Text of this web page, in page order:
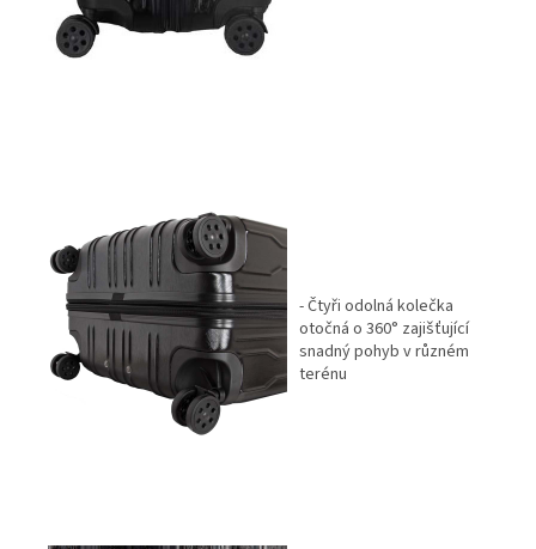
- Čtyři odolná kolečka
otočná o 360° zajišťující
snadný pohyb v různém
terénu